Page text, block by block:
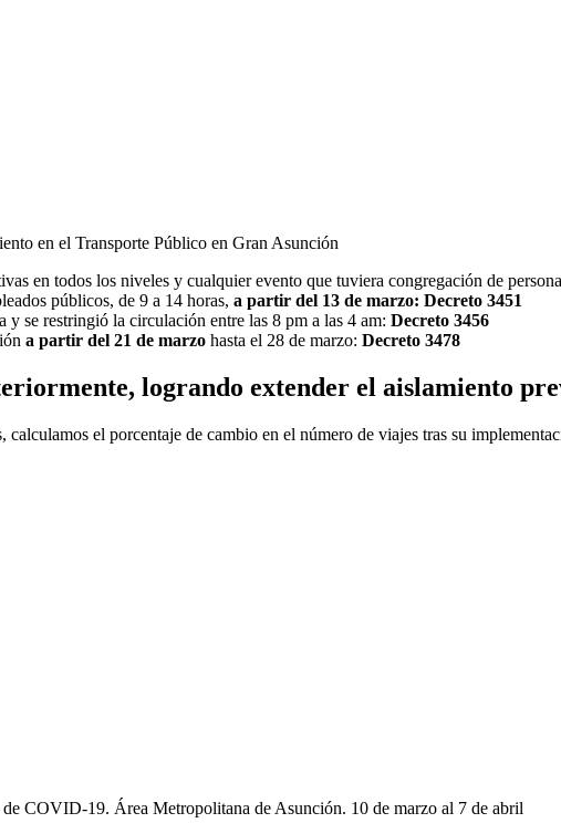
en el Transporte Público en Gran Asunción
en todos los niveles y cualquier evento que tuviera congregación de
públicos, de 9 a 14 horas, a partir del 13 de marzo: Decreto 3451
y se restringió la circulación entre las 8 pm a las 4 am: Decreto 3456
a partir del 21 de marzo hasta el 28 de marzo: Decreto 3478
logrando extender el aislamiento
el porcentaje de cambio en el número de viajes tras su
COVID-19. Área Metropolitana de Asunción. 10 de marzo al 7 de abril